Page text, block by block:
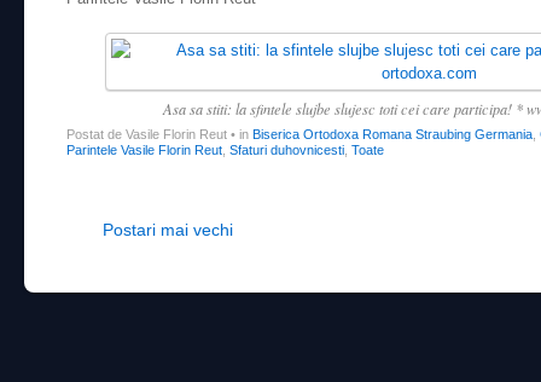
Asa sa stiti: la sfintele slujbe slujesc toti cei care participa! *
Postat de Vasile Florin Reut • in Biserica Ortodoxa Romana Straubing Germania
Parintele Vasile Florin Reut Sfaturi duhovnicesti Toate
Post navigation
Postari mai vechi